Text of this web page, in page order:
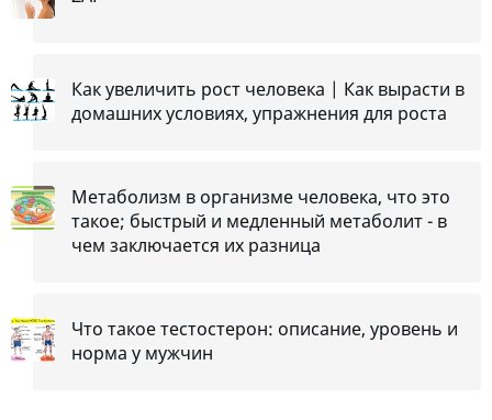
Как увеличить рост человека | Как вырасти в
домашних условиях, упражнения для роста
Метаболизм в организме человека, что это
такое; быстрый и медленный метаболит - в
чем заключается их разница
Что такое тестостерон: описание, уровень и
норма у мужчин